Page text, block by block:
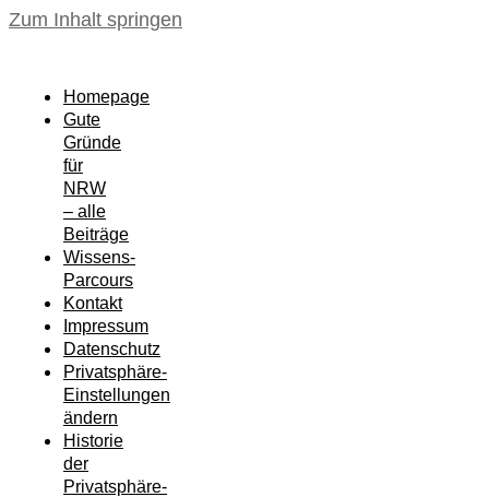
Zum Inhalt springen
Homepage
Gute
Gründe
für
NRW
– alle
Beiträge
Wissens-
Parcours
Kontakt
Impressum
Datenschutz
Privatsphäre-
Einstellungen
ändern
Historie
der
Privatsphäre-